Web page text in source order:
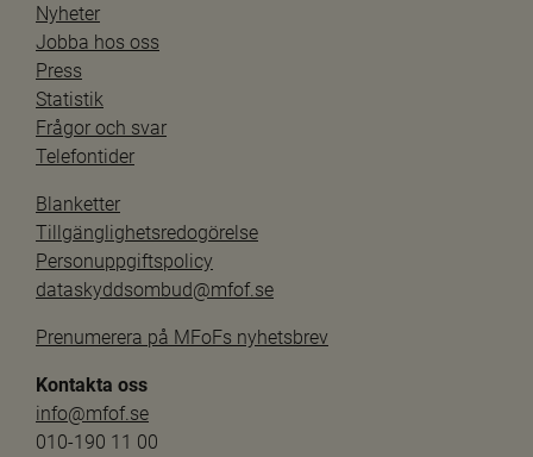
Nyheter
Jobba hos oss
Press
Statistik
Frågor och svar
Telefontider
Blanketter
Tillgänglighetsredogörelse
Personuppgiftspolicy
dataskyddsombud@mfof.se
Prenumerera på MFoFs nyhetsbrev
Kontakta oss
info@mfof.se
010-190 11 00